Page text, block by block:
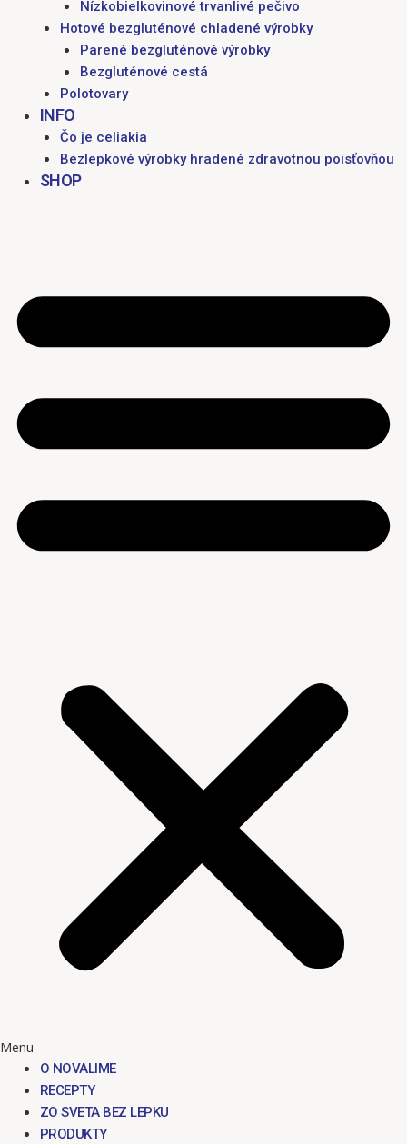
Nízkobielkovinové trvanlivé pečivo
Hotové bezgluténové chladené výrobky
Parené bezgluténové výrobky
Bezgluténové cestá
Polotovary
INFO
Čo je celiakia
Bezlepkové výrobky hradené zdravotnou poisťovňou
SHOP
Menu
O NOVALIME
RECEPTY
ZO SVETA BEZ LEPKU
PRODUKTY